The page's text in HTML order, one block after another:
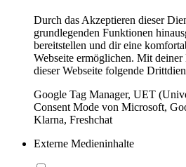
Durch das Akzeptieren dieser
grundlegenden Funktionen
bereitstellen und dir eine
Webseite ermöglichen. Mit
dieser Webseite folgende
Google Tag Manager, UET
Consent Mode von Microsoft,
Klarna, Freshchat
Externe Medieninhalte